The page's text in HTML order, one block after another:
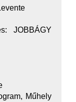
JOBBÁGY
Műhely